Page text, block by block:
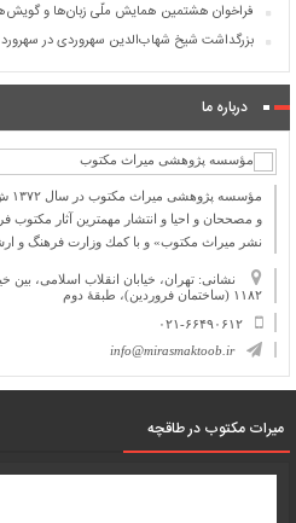
فراخوان هشتمین همایش ملّی زبان‌ها و
بزرگداشت شیخ شهاب‌الدین سهروردی در سهرورد
درباره ما
و مصححان و احیا و انتشار مهمترین آثار مكتوب
نشر میراث مكتوب» و با كمك وزارت فرهنگ و
نشانی: تهران، خیابان انقلاب اسلامی، بین
۱۱۸۲ (ساختمان فروردین)، طبقۀ دوم
۰۲۱-۶۶۴۹۰۶۱۲
info@mirasmaktoob.ir
میرات مکتوب در طاقچه